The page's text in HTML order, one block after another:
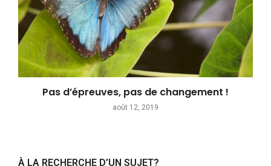
Pas d’épreuves, pas de changement !
août 12, 2019
À LA RECHERCHE D’UN SUJET?